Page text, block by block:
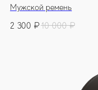
Мужской ремень
2 300 ₽ 10 000 ₽